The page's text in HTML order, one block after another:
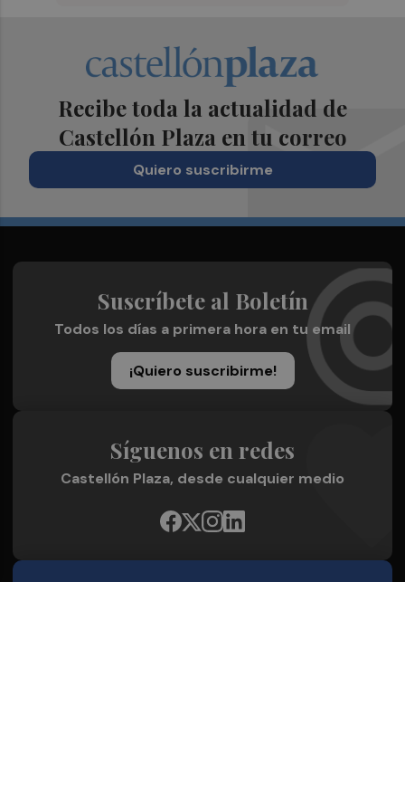
Recibe toda la actualidad de
Castellón Plaza en tu correo
Quiero suscribirme
Suscríbete al Boletín
Todos los días a primera hora en tu email
¡Quiero suscribirme!
Síguenos en redes
Castellón Plaza, desde cualquier medio